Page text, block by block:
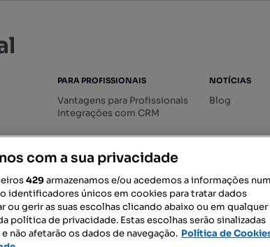
online
PARA PROFISSIONAIS
Vantagens para Profissionais
Integrações com CRM
NOTÍCIAS
Blog
SIGA-NOS:
com a sua privacidade
429armazenamos e/ou acedemos a informações num
identificadores únicos em cookies para tratar dados
ou gerir as suas escolhas clicando abaixo ou em qualquer
política de privacidade. Estas escolhas serão sinalizadas
não afetarão os dados de navegação. Política de